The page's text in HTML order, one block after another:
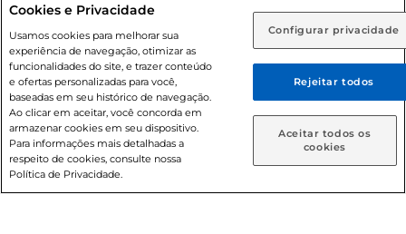
Rio de Janeiro (RJ) Goiás (GO)
Ou
Caso queira comprar online, informe como deseja receber
suas compras:
Entrega em casa Retire em Loja
prévio. O valor mínimo para as compras on-line é de R$
80,00.
© 2026 Copyright. Todos os direitos
reservados Prezunic.
Cookies e Privacidade
Usamos cookies para melhorar sua
experiência de navegação, otimizar as
funcionalidades do site, e trazer conteúdo
e ofertas personalizadas para você,
baseadas em seu histórico de navegação.
Ao clicar em aceitar, você concorda em
armazenar cookies em seu dispositivo.
Para informações mais detalhadas a
respeito de cookies, consulte nossa
Política de Privacidade.
Configurar privacidade
Rejeitar todos
Aceitar todos os
cookies